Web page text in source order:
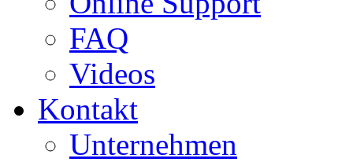
FAQ
Videos
Kontakt
Unternehmen